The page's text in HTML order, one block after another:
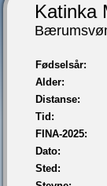
Katinka
Fødselsår:
Alder:
Distanse:
Tid:
FINA-2025:
Dato:
Sted: